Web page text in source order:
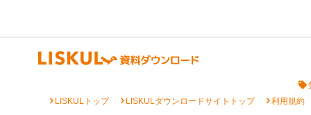
chevron_rightLISKULトップ chevron_rightLISKULダウンロードサイトトップ chevron_right利用規約